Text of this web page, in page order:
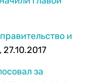
и
27.10.2017
за